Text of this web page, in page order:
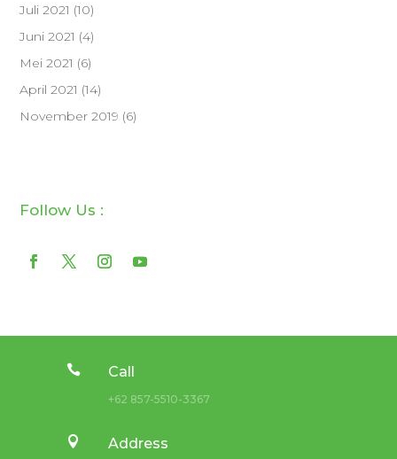
Juli 2021 (10)
Juni 2021 (4)
Mei 2021 (6)
April 2021 (14)
November 2019 (6)
Follow Us :
 Call
+62 857-5510-3367
 Address